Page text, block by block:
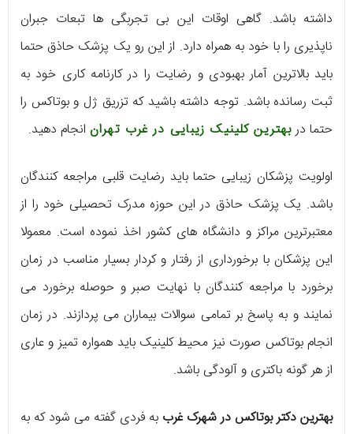
داشته باشد. گاهی اوقات این بی تجربگی ها تبعات جبران
ناپذیری را با خود به همراه دارد. از این رو یک پزشک حاذق حتما
باید بالاترین آمار بهبودی و رضایت را در کارنامه‌ کاری خود به
ثبت رسانده باشد. توجه داشته باشید که تزریق ژل و بوتاکس را
حتما دربهترین کلینیک زیبایی در غرب تهرانانجام دهید.
اولویت پزشکان زیبایی حتما باید رضایت قلبی مراجعه کنندگان
باشد. یک پزشک حاذق در این حوزه مدرک تحصیلی خود را از
معتبرترین مراکز و دانشگاه‌ های کشور اخذ نموده است. معمولا
این پزشکان با برخورداری از رفتار و کردار بسیار مناسب در زمان
برخورد با مراجعه کنندگان با نهایت صبر و حوصله برخورد می‌
نمایند و به پاسخ بر تمامی سوالات بیماران می‌ پردازند. در زمان
انجام بوتاکس صورت نیز محیط کلینیک باید همواره تمیز و عاری
از هر گونه باکتری و آلودگی باشد.
بهترین دکتر بوتاکس در شهرک غرب به فردی گفته می‌ شود که به